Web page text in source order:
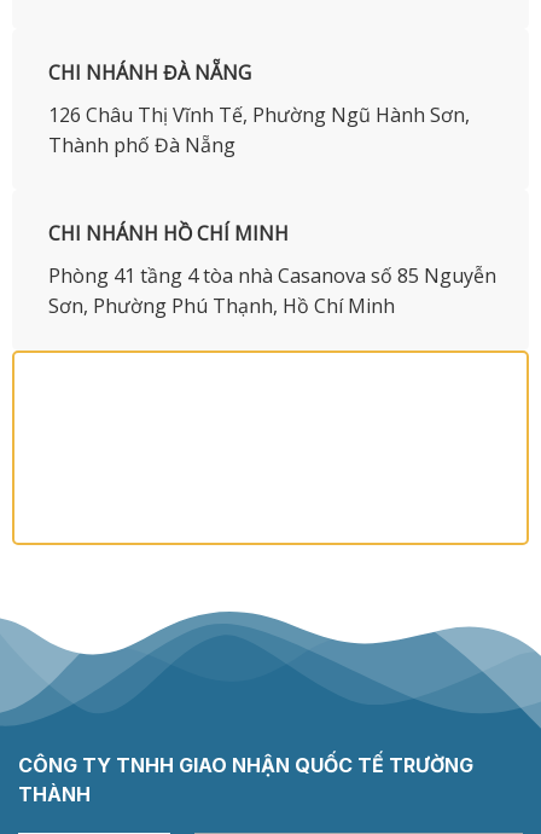
CHI NHÁNH ĐÀ NẴNG
126 Châu Thị Vĩnh Tế, Phường Ngũ Hành Sơn,
Thành phố Đà Nẵng
CHI NHÁNH HỒ CHÍ MINH
Phòng 41 tầng 4 tòa nhà Casanova số 85 Nguyễn
Sơn, Phường Phú Thạnh, Hồ Chí Minh
CÔNG TY TNHH GIAO NHẬN QUỐC TẾ TRƯỜNG
THÀNH